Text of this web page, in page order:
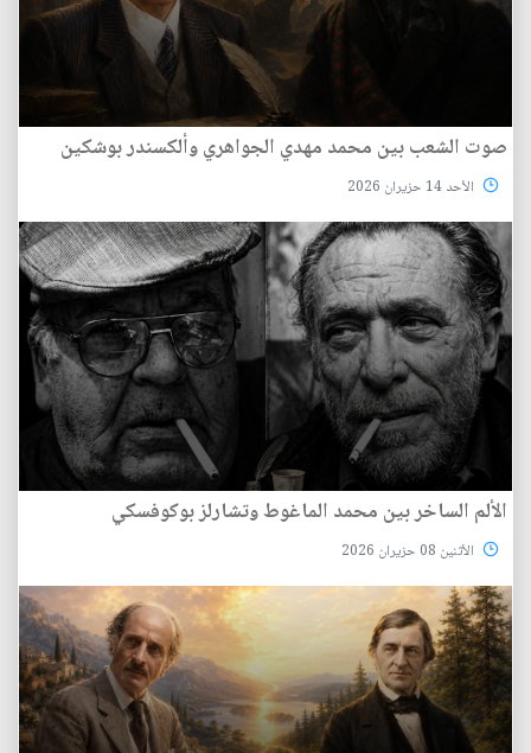
صوت الشعب بين محمد مهدي الجواهري وألكسندر بوشكين
الأحد 14 حزيران 2026
الألم الساخر بين محمد الماغوط وتشارلز بوكوفسكي
الأثنين 08 حزيران 2026